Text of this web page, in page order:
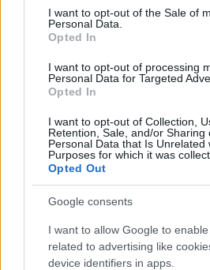
consent section.
I want to opt-out of the Sale of
Personal Data.
Opted In
I want to opt-out of processing
Personal Data for Targeted
Opted In
I want to opt-out of Collection,
Retention, Sale, and/or Sharing
Personal Data that Is Unrelated
Purposes for which it was
Opted Out
Google consents
I want to allow Google to
related to advertising like
device identifiers in apps.
Ripensare le tecnologie
donatori
Martina Marchesi · 10 Lug 2026
B2B NEWS